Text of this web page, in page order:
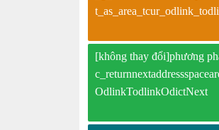
[không thay đổi]phương
OdlinkTodlinkOdictNext